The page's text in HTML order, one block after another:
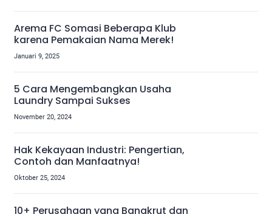
Arema FC Somasi Beberapa Klub
karena Pemakaian Nama Merek!
Januari 9, 2025
5 Cara Mengembangkan Usaha
Laundry Sampai Sukses
November 20, 2024
Hak Kekayaan Industri: Pengertian,
Contoh dan Manfaatnya!
Oktober 25, 2024
10+ Perusahaan yang Bangkrut dan